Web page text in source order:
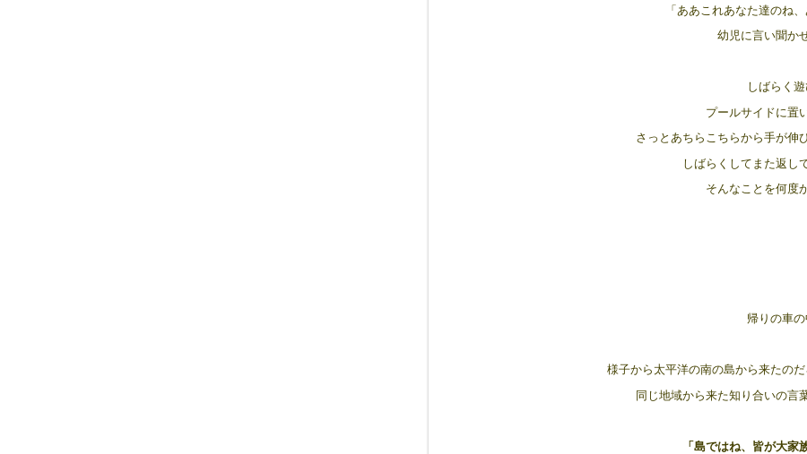
「ああこれあなた達のね
幼児に言い聞か
しばらく遊
プールサイドに置
さっとあちらこちらから手が伸
しばらくしてまた返し
そんなことを何度
帰りの車の
様子から太平洋の南の島から来たの
同じ地域から来た知り合いの言
「島ではね、皆が大家